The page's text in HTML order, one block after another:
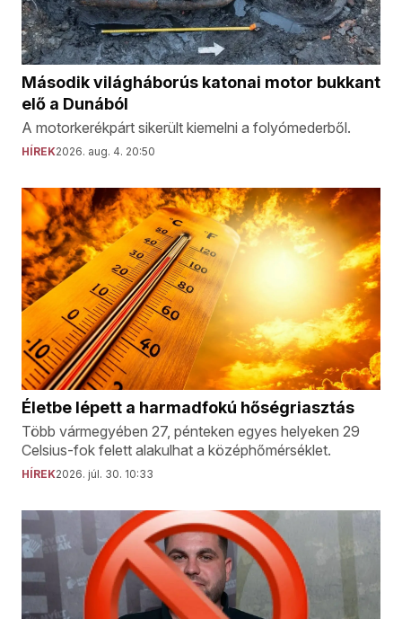
Második világháborús katonai motor bukkant
elő a Dunából
A motorkerékpárt sikerült kiemelni a folyómederből.
HÍREK2026. aug. 4. 20:50
Életbe lépett a harmadfokú hőségriasztás
Több vármegyében 27, pénteken egyes helyeken 29
Celsius-fok felett alakulhat a középhőmérséklet.
HÍREK2026. júl. 30. 10:33